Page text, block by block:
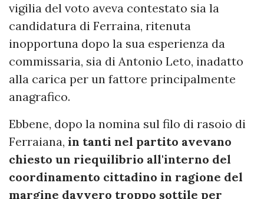
vigilia del voto aveva contestato sia la
candidatura di Ferraina, ritenuta
inopportuna dopo la sua esperienza da
commissaria, sia di Antonio Leto, inadatto
alla carica per un fattore principalmente
anagrafico.
Ebbene, dopo la nomina sul filo di rasoio di
Ferraiana, in tanti nel partito avevano
chiesto un riequilibrio all'interno del
coordinamento cittadino in ragione del
margine davvero troppo sottile per